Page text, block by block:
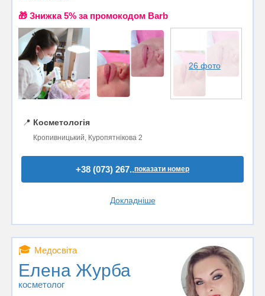
🎁 Знижка 5% за промокодом Barb
26 фото
📍 Косметологія
Кропивницький, Куропятнікова 2
+38 (073) 267..показати номер
Докладніше
🎓 Медосвіта
Елена Журба
косметолог